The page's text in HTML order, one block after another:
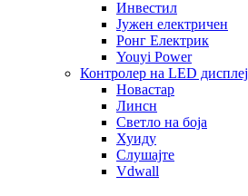
Инвестил
Јужен електричен
Ронг Електрик
Youyi Power
Контролер на LED дисплеј
Новастар
Линсн
Светло на боја
Хуиду
Слушајте
Vdwall